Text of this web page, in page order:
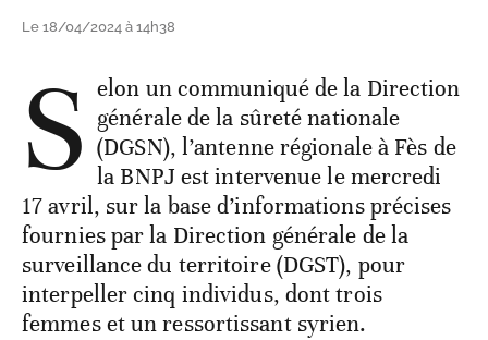
Le 18/04/2024 à 14h38
S elon un communiqué de la Direction
générale de la sûreté nationale
(DGSN), l’antenne régionale à Fès de
la BNPJ est intervenue le mercredi
17 avril, sur la base d’informations précises
fournies par la Direction générale de la
surveillance du territoire (DGST), pour
interpeller cinq individus, dont trois
femmes et un ressortissant syrien.